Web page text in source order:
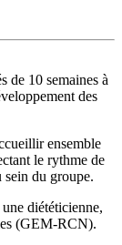
de 10 semaines à
des
ensemble
le rythme de
sein du groupe.
diététicienne,
(GEM-RCN).